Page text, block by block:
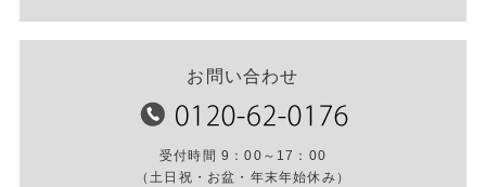
お問い合わせ
受付時間 9：00～17：00
（土日祝・お盆・年末年始休み）